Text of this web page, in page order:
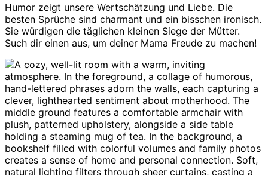
Humor zeigt unsere Wertschätzung und Liebe. Die
besten Sprüche sind charmant und ein bisschen ironisch.
Sie würdigen die täglichen kleinen Siege der Mütter.
Such dir einen aus, um deiner Mama Freude zu machen!